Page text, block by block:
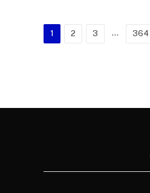
1 2 3 … 364